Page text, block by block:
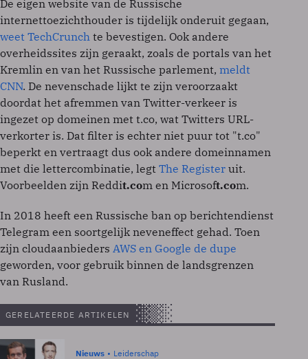
De eigen website van de Russische
internettoezichthouder is tijdelijk onderuit gegaan,
weet TechCrunch te bevestigen. Ook andere
overheidssites zijn geraakt, zoals de portals van het
Kremlin en van het Russische parlement, meldt
CNN. De nevenschade lijkt te zijn veroorzaakt
doordat het afremmen van Twitter-verkeer is
ingezet op domeinen met t.co, wat Twitters URL-
verkorter is. Dat filter is echter niet puur tot "t.co"
beperkt en vertraagt dus ook andere domeinnamen
met die lettercombinatie, legt The Register uit.
Voorbeelden zijn Reddit.com en Microsoft.com.
In 2018 heeft een Russische ban op berichtendienst
Telegram een soortgelijk neveneffect gehad. Toen
zijn cloudaanbieders AWS en Google de dupe
geworden, voor gebruik binnen de landsgrenzen
van Rusland.
GERELATEERDE ARTIKELEN
Nieuws Leiderschap